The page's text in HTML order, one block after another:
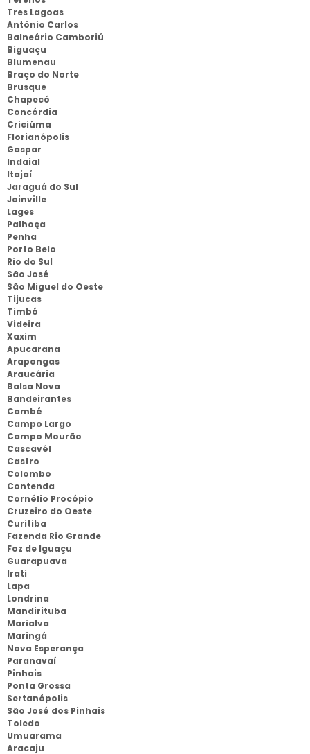
Tres Lagoas
Antônio Carlos
Balneário Camboriú
Biguaçu
Blumenau
Braço do Norte
Brusque
Chapecó
Concórdia
Criciúma
Florianópolis
Gaspar
Indaial
Itajaí
Jaraguá do Sul
Joinville
Lages
Palhoça
Penha
Porto Belo
Rio do Sul
São José
São Miguel do Oeste
Tijucas
Timbó
Videira
Xaxim
Apucarana
Arapongas
Araucária
Balsa Nova
Bandeirantes
Cambé
Campo Largo
Campo Mourão
Cascavél
Castro
Colombo
Contenda
Cornélio Procópio
Cruzeiro do Oeste
Curitiba
Fazenda Rio Grande
Foz de Iguaçu
Guarapuava
Irati
Lapa
Londrina
Mandirituba
Marialva
Maringá
Nova Esperança
Paranavaí
Pinhais
Ponta Grossa
Sertanópolis
São José dos Pinhais
Toledo
Umuarama
Aracaju